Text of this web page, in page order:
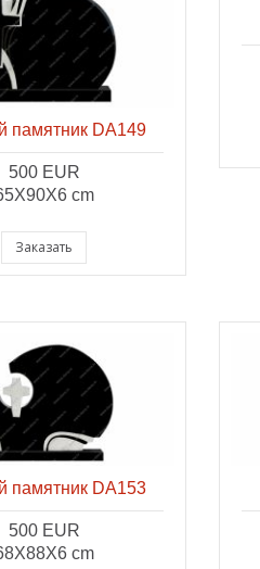
памятник DA149
500 EUR
cm
Заказать
памятник DA153
500 EUR
cm